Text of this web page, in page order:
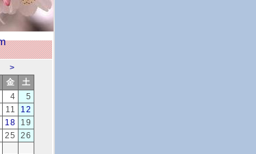
>
金
土
4
5
11
12
18
19
25
26